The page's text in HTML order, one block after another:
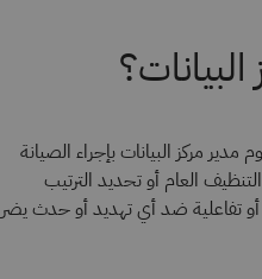
مركز البيانات بإجراء الصيانة
العام أو تحديد الترتيب
أو تفاعلية ضد أي تهديد أو حدث يضر